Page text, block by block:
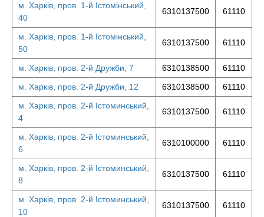
м. Харків, пров. 1-й Істомінський,
40
6310137500 61110
м. Харків, пров. 1-й Істомінський,
50
6310137500 61110
м. Харків, пров. 2-й Дружби, 7 6310138500
61110
м. Харків, пров. 2-й Дружби, 12
6310138500
61110
м. Харків, пров. 2-й Істоминський,
4
6310137500 61110
м. Харків, пров. 2-й Істоминський,
6
6310100000 61110
м. Харків, пров. 2-й Істоминський,
8
6310137500 61110
м. Харків, пров. 2-й Істоминський,
10
6310137500 61110